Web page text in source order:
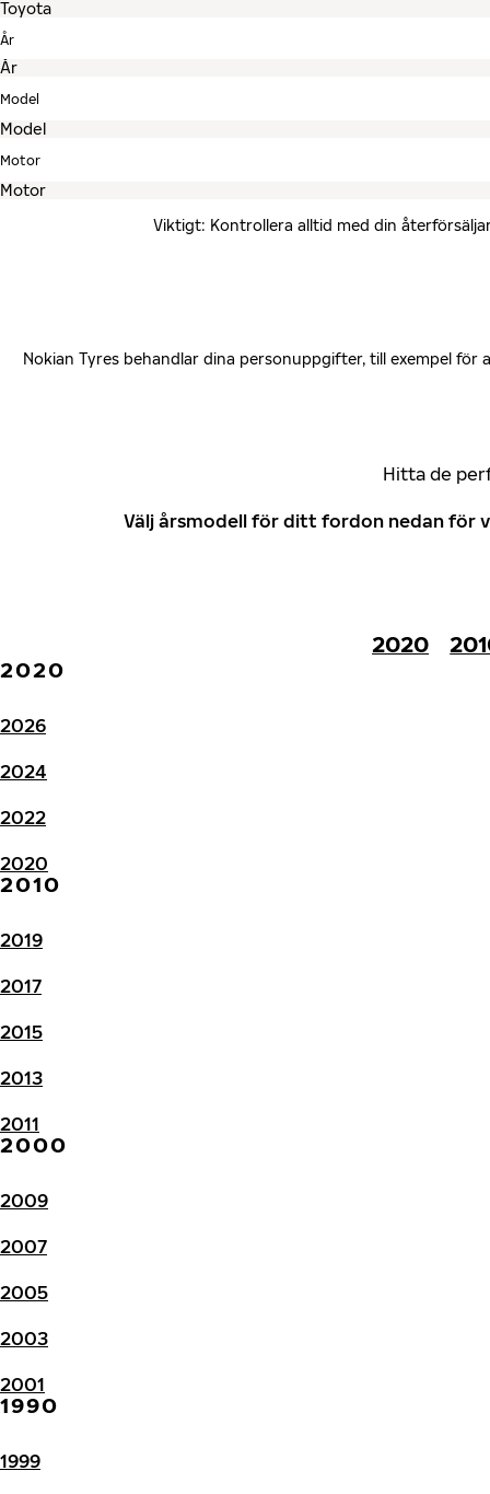
År
Model
Motor
Viktigt: Kontrollera alltid med din
Nokian Tyres behandlar dina personuppgifter, till exempel
Hitta de
Välj årsmodell för ditt fordon nedan för
2020
2020
2026
2024
2022
2020
2010
2019
2017
2015
2013
2011
2000
2009
2007
2005
2003
2001
1990
1999